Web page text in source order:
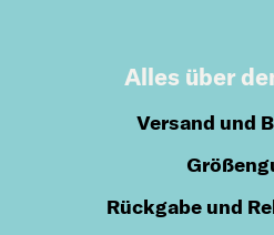
Alles über
Versand und
Rückgabe und